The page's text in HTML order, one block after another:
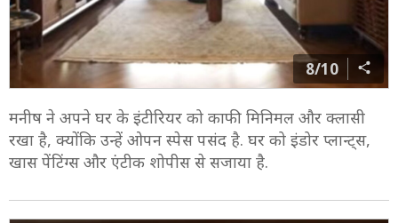
8/10
मनीष ने अपने घर के इंटीरियर को काफी मिनिमल और क्लासी
रखा है, क्योंकि उन्हें ओपन स्पेस पसंद है. घर को इंडोर प्लान्ट्स,
खास पेंटिंग्स और एंटीक शोपीस से सजाया है.